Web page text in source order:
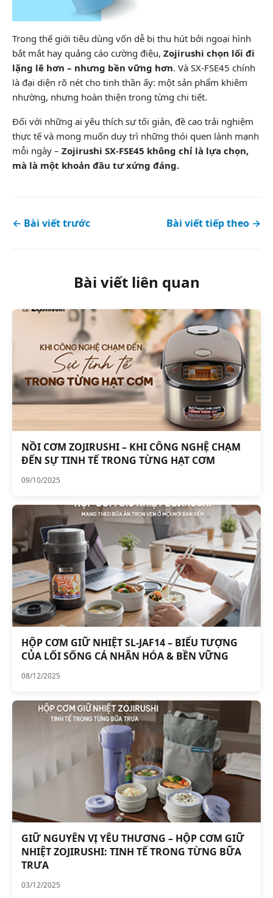
Trong thế giới tiêu dùng vốn dễ bị thu hút bởi ngoại hình
bắt mắt hay quảng cáo cường điệu, Zojirushi chọn lối đi
lặng lẽ hơn – nhưng bền vững hơn. Và SX-FSE45 chính
là đại diện rõ nét cho tinh thần ấy: một sản phẩm khiêm
nhường, nhưng hoàn thiện trong từng chi tiết.
Đối với những ai yêu thích sự tối giản, đề cao trải nghiệm
thực tế và mong muốn duy trì những thói quen lành mạnh
mỗi ngày – Zojirushi SX-FSE45 không chỉ là lựa chọn,
mà là một khoản đầu tư xứng đáng.
← Bài viết trước Bài viết tiếp theo →
Bài viết liên quan
NỒI CƠM ZOJIRUSHI – KHI CÔNG NGHỆ CHẠM
ĐẾN SỰ TINH TẾ TRONG TỪNG HẠT CƠM
09/10/2025
HỘP CƠM GIỮ NHIỆT SL-JAF14 – BIỂU TƯỢNG
CỦA LỐI SỐNG CÁ NHÂN HÓA & BỀN VỮNG
08/12/2025
GIỮ NGUYÊN VỊ YÊU THƯƠNG – HỘP CƠM GIỮ
NHIỆT ZOJIRUSHI: TINH TẾ TRONG TỪNG BỮA
TRƯA
03/12/2025